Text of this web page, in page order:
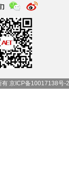
有 京ICP备10017138号-2